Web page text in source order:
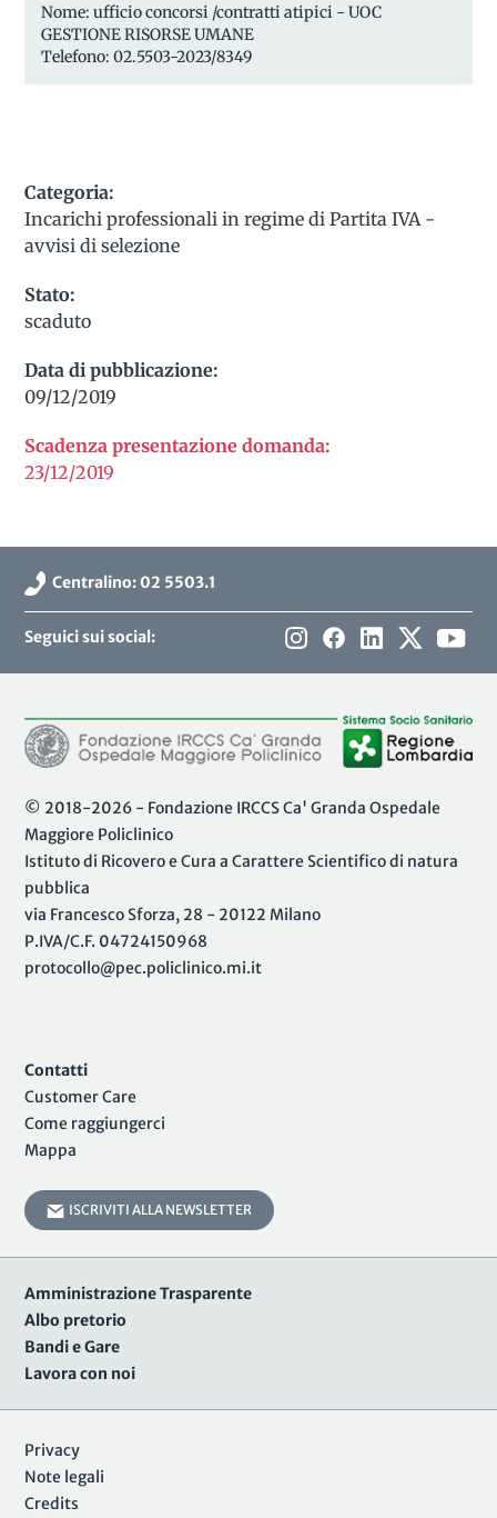
Nome: ufficio concorsi /contratti atipici - UOC
GESTIONE RISORSE UMANE
Telefono: 02.5503-2023/8349
Categoria:
Incarichi professionali in regime di Partita IVA -
avvisi di selezione
Stato:
scaduto
Data di pubblicazione:
09/12/2019
Scadenza presentazione domanda:
23/12/2019
Centralino: 02 5503.1
Seguici sui social:
© 2018-2026 - Fondazione IRCCS Ca' Granda Ospedale
Maggiore Policlinico
Istituto di Ricovero e Cura a Carattere Scientifico di natura
pubblica
via Francesco Sforza, 28 - 20122 Milano
P.IVA/C.F. 04724150968
protocollo@pec.policlinico.mi.it
Contatti
Customer Care
Come raggiungerci
Mappa
ISCRIVITI ALLA NEWSLETTER
Amministrazione Trasparente
Albo pretorio
Bandi e Gare
Lavora con noi
Privacy
Note legali
Credits